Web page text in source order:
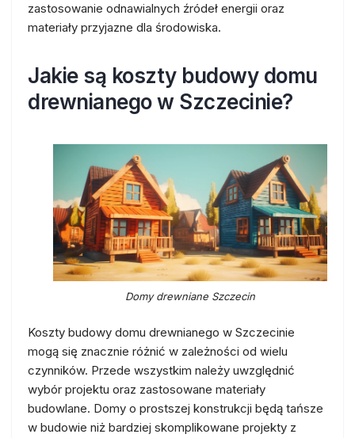
zastosowanie odnawialnych źródeł energii oraz
materiały przyjazne dla środowiska.
Jakie są koszty budowy domu
drewnianego w Szczecinie?
Domy drewniane Szczecin
Koszty budowy domu drewnianego w Szczecinie
mogą się znacznie różnić w zależności od wielu
czynników. Przede wszystkim należy uwzględnić
wybór projektu oraz zastosowane materiały
budowlane. Domy o prostszej konstrukcji będą tańsze
w budowie niż bardziej skomplikowane projekty z